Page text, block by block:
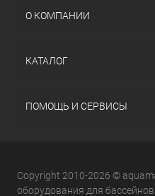
О КОМПАНИИ
КАТАЛОГ
ПОМОЩЬ И СЕРВИСЫ
Copyright 2010-2026 ©
оборудования для